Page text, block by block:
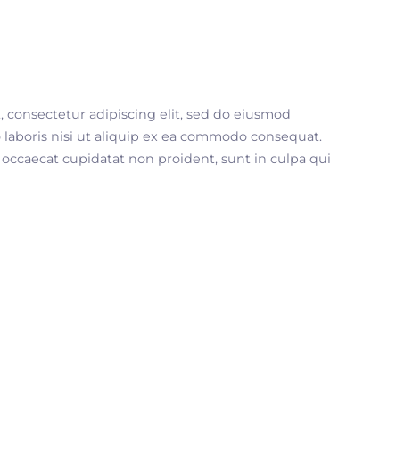
consectetur adipiscing elit, sed do eiusmod
nisi ut aliquip ex ea commodo consequat.
cupidatat non proident, sunt in culpa qui